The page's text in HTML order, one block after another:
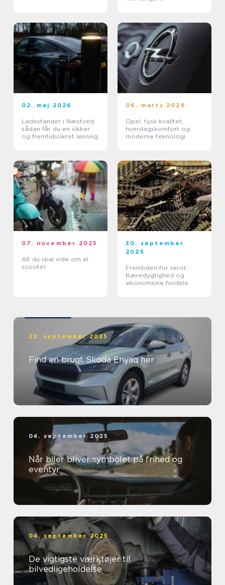
02. maj 2026
Ladestander i Næstved:
sådan får du en sikker
og fremtidssikret løsning
06. marts 2026
Opel: tysk kvalitet,
hverdagskomfort og
moderne teknologi
07. november 2025
Alt du skal vide om el
scooter
30. september
2025
Fremtiden for skrot:
Bæredygtighed og
økonomiske fordele
22. september 2025
Find en brugt Skoda Enyaq her
04. september 2025
Når biler bliver symbolet på frihed og
eventyr
04. september 2025
De vigtigste værktøjer til
bilvedligeholdelse